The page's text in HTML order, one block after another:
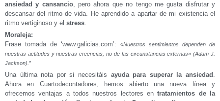
ansiedad y cansancio, pero ahora que no tengo me gusta disfrutar y
descansar del ritmo de vida. He aprendido a apartar de mi existencia el
ritmo vertiginoso y el stress.
Moraleja:
Frase tomada de ‘www.galicias.com’:
«Nuestros sentimientos dependen de
nuestras actitudes y nuestras creencias, no de las circunstancias externas» (Adam J.
Jackson).”
Una última nota por si necesitáis ayuda para superar la ansiedad .
Ahora en Cuartodecontadores, hemos abierto una nueva línea y
ofrecemos ventajas a todos nuestros lectores entratamientos de la